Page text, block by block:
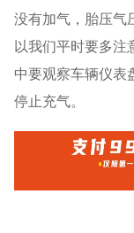
没有加气，胎压气
以我们平时要多注
中要观察车辆仪表
停止充气。